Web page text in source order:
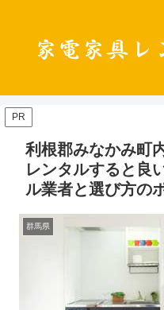
PR
利根郡みなかみ町
レンタルすると良
ル業者と選び方の
群馬県